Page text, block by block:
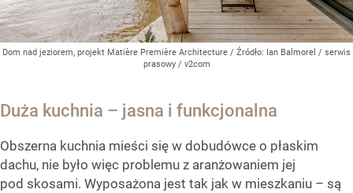
Dom nad jeziorem, projekt Matière Première Architecture / Źródło: Ian Balmorel / serwis
prasowy / v2com
Duża kuchnia – jasna i funkcjonalna
Obszerna kuchnia mieści się w dobudówce o płaskim
dachu, nie było więc problemu z aranżowaniem jej
pod skosami. Wyposażona jest tak jak w mieszkaniu – są